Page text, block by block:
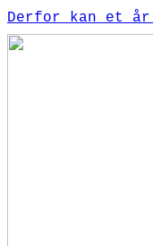
Derfor kan et